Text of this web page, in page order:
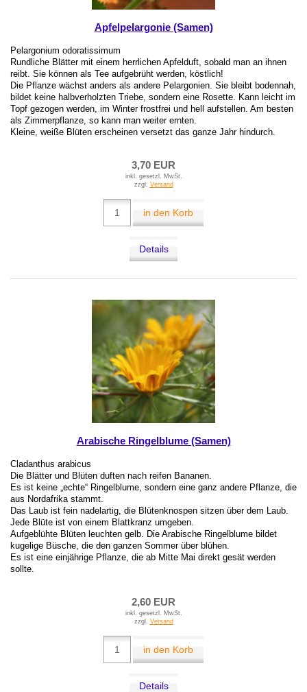
Apfelpelargonie (Samen)
Pelargonium odoratissimum
Rundliche Blätter mit einem herrlichen Apfelduft, sobald man an ihnen
reibt. Sie können als Tee aufgebrüht werden, köstlich!
Die Pflanze wächst anders als andere Pelargonien. Sie bleibt bodennah,
bildet keine halbverholzten Triebe, sondern eine Rosette. Kann leicht im
Topf gezogen werden, im Winter frostfrei und hell aufstellen. Am besten
als Zimmerpflanze, so kann man weiter ernten.
Kleine, weiße Blüten erscheinen versetzt das ganze Jahr hindurch.
3,70 EUR
inkl. gesetzl. MwSt.
zzgl. Versand
in den Korb
Details
Arabische Ringelblume (Samen)
Cladanthus arabicus
Die Blätter und Blüten duften nach reifen Bananen.
Es ist keine „echte“ Ringelblume, sondern eine ganz andere Pflanze, die
aus Nordafrika stammt.
Das Laub ist fein nadelartig, die Blütenknospen sitzen über dem Laub.
Jede Blüte ist von einem Blattkranz umgeben.
Aufgeblühte Blüten leuchten gelb. Die Arabische Ringelblume bildet
kugelige Büsche, die den ganzen Sommer über blühen.
Es ist eine einjährige Pflanze, die ab Mitte Mai direkt gesät werden
sollte.
2,60 EUR
inkl. gesetzl. MwSt.
zzgl. Versand
in den Korb
Details